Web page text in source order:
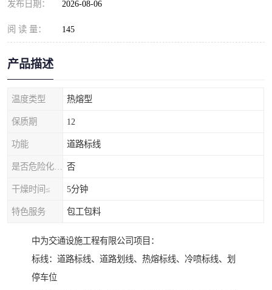
发布日期： 2026-08-06
阅 读 量： 145
产品描述
温度类型 热熔型
保质期 12
功能 道路标线
否
干燥时间≤ 5分钟
特色服务 包工包料
中为交通设施工程有限公司项目：
标线：道路标线、道路划线、热熔标线、冷喷标线、划
停车位